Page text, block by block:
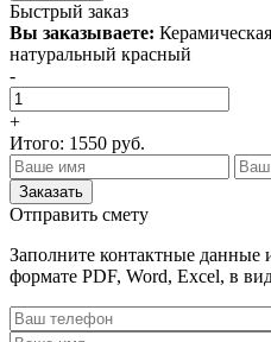
Быстрый заказ
Вы заказываете:
натуральный красный
-
+
Итого: 1550 руб.
Отправить смету
Заполните контактные данные
формате PDF, Word, Excel, в